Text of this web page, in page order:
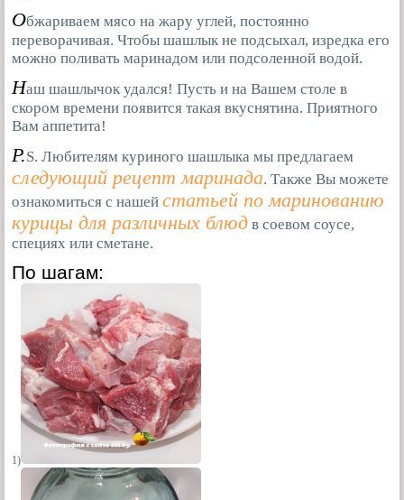
Обжариваем мясо на жару углей, постоянно
переворачивая. Чтобы шашлык не подсыхал, изредка его
можно поливать маринадом или подсоленной водой.
Наш шашлычок удался! Пусть и на Вашем столе в
скором времени появится такая вкуснятина. Приятного
Вам аппетита!
P.S. Любителям куриного шашлыка мы предлагаем
следующий рецепт маринада. Также Вы можете
ознакомиться с нашей статьей по маринованию
курицы для различных блюд в соевом соусе,
специях или сметане.
По шагам:
1)